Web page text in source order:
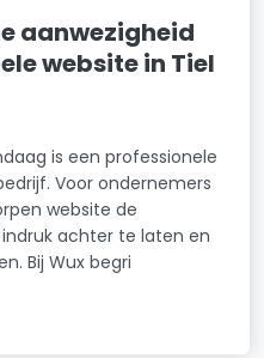
aanwezigheid
website in Tiel
is een professionele
Voor ondernemers
website de
achter te laten en
Bij Wux begri